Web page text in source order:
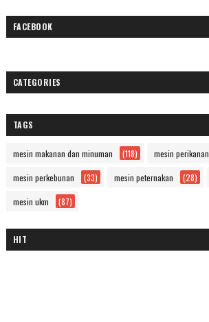
FACEBOOK
CATEGORIES
TAGS
mesin makanan dan minuman (118) mesin perikanan
mesin perkebunan (33) mesin peternakan (28)
mesin ukm (87)
HIT